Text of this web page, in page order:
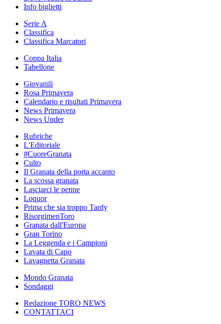
Info biglietti
Serie A
Classifica
Classifica Marcatori
Coppa Italia
Tabellone
Giovanili
Rosa Primavera
Calendario e risultati Primavera
News Primavera
News Under
Rubriche
L'Editoriale
#CuoreGranata
Culto
Il Granata della porta accanto
La scossa granata
Lasciarci le penne
Loquor
Prima che sia troppo Tardy
RisorgimenToro
Granata dall'Europa
Gran Torino
La Leggenda e i Campioni
Lavata di Capo
Lavagnetta Granata
Mondo Granata
Sondaggi
Redazione TORO NEWS
CONTATTACI